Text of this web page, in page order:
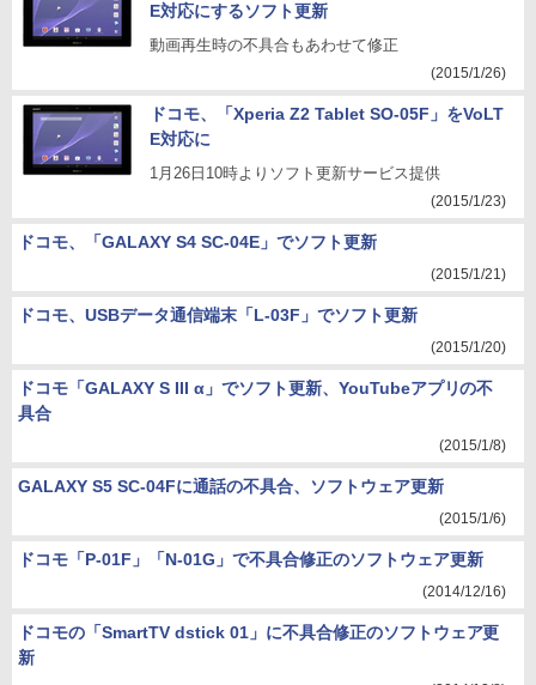
E対応にするソフト更新
動画再生時の不具合もあわせて修正
(2015/1/26)
ドコモ、「Xperia Z2 Tablet SO-05F」をVoLT
E対応に
1月26日10時よりソフト更新サービス提供
(2015/1/23)
ドコモ、「GALAXY S4 SC-04E」でソフト更新
(2015/1/21)
ドコモ、USBデータ通信端末「L-03F」でソフト更新
(2015/1/20)
ドコモ「GALAXY S III α」でソフト更新、YouTubeアプリの不
具合
(2015/1/8)
GALAXY S5 SC-04Fに通話の不具合、ソフトウェア更新
(2015/1/6)
ドコモ「P-01F」「N-01G」で不具合修正のソフトウェア更新
(2014/12/16)
ドコモの「SmartTV dstick 01」に不具合修正のソフトウェア更
新